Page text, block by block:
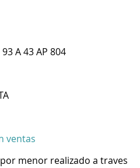
93 A 43 AP 804
ventas
menor realizado a traves